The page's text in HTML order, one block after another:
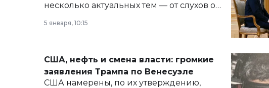
несколько актуальных тем — от слухов о
армии, экономики и личного здоровья.
5 января, 10:15
США, нефть и смена власти: громкие
заявления Трампа по Венесуэле
США намерены, по их утверждению,